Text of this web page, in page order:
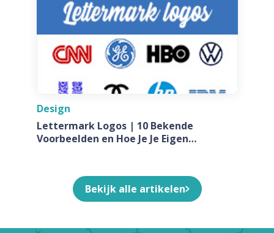
Design
Lettermark Logos | 10 Bekende
Voorbeelden en Hoe Je Je Eigen
Bekijk alle artikelen